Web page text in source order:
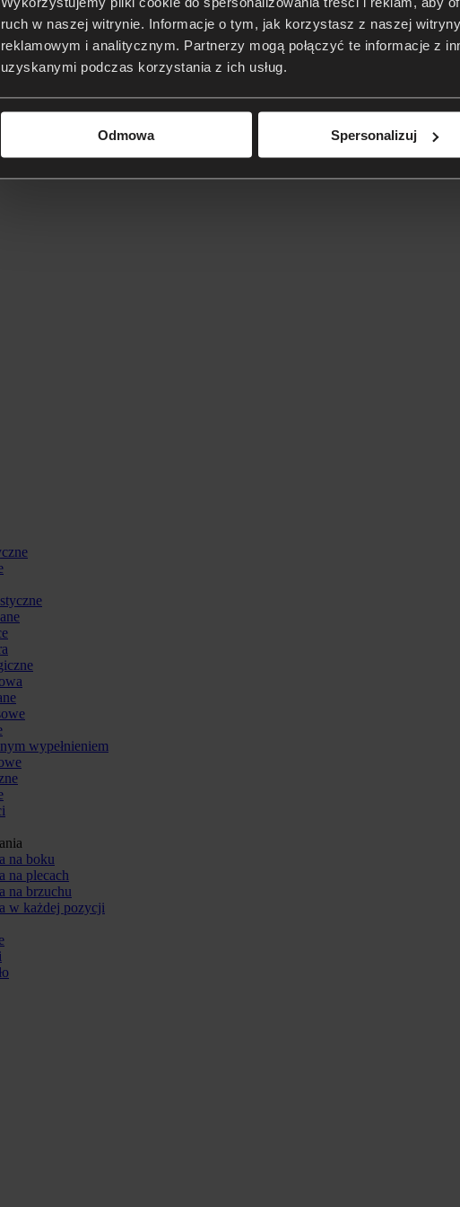
ruch w naszej witrynie. Informacje o tym, jak korzystasz z naszej
reklamowym i analitycznym. Partnerzy mogą połączyć te informacje z
uzyskanymi podczas korzystania z ich usług.
Odmowa Spersonalizuj
wypełnieniem
na boku
na plecach
na brzuchu
w każdej pozycji